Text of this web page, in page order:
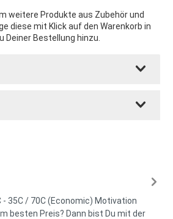
weitere Produkte aus Zubehör und
diese mit Klick auf den Warenkorb in
Bestellung hinzu.
- 35C / 70C (Economic) Motivation
besten Preis? Dann bist Du mit der